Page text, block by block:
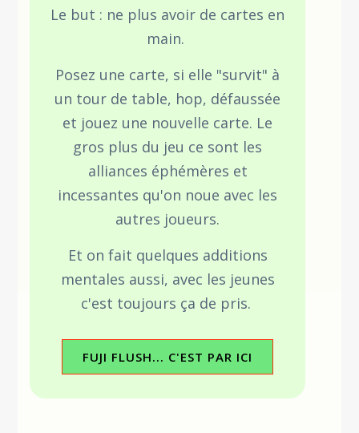
Le but : ne plus avoir de cartes en
main.
Posez une carte, si elle "survit" à
un tour de table, hop, défaussée
et jouez une nouvelle carte. Le
gros plus du jeu ce sont les
alliances éphémères et
incessantes qu'on noue avec les
autres joueurs.
Et on fait quelques additions
mentales aussi, avec les jeunes
c'est toujours ça de pris.
FUJI FLUSH... C'EST PAR ICI